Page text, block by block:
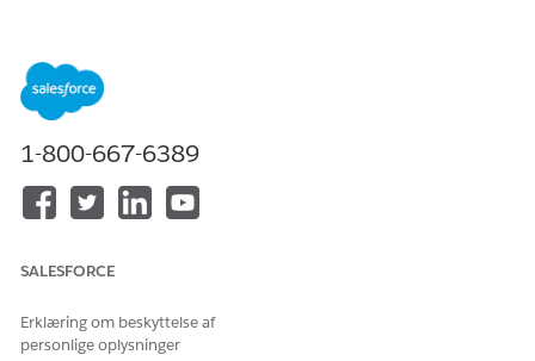
for at synkronisere produkt-, mængde-, pris- og momsdata.
Ved at bruge denne proces overtager
bestillingsregistreringen automatisk disse detaljer direkte
bestillinger fra et tilbud
Gør dig bekendt med disse begrænsninger og funktionel
bestillingsoprettelse fra tilbud til at oprette flere
dig med at bestemme, hvornår der skal bruges API kontra
brugergrænsefladen, og hvordan systemet håndterer
1-800-667-6389
SALESFORCE
Erklæring om beskyttelse af
personlige oplysninger